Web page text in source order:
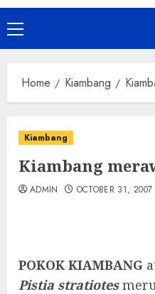
Primary
Menu
Home Kiambang
Kiambang
Kiambang
ADMIN OCTOBER 31, 2007
POKOK KIAMBANG
Pistia stratiotes